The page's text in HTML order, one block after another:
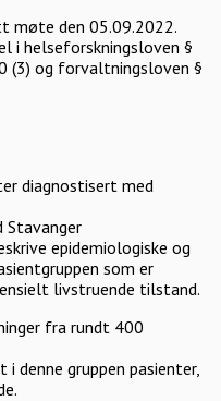
møte den 05.09.2022.
i helseforskningsloven §
(3) og forvaltningsloven §
diagnostisert med
Stavanger
epidemiologiske og
som er
livstruende tilstand.
fra rundt 400
denne gruppen pasienter,